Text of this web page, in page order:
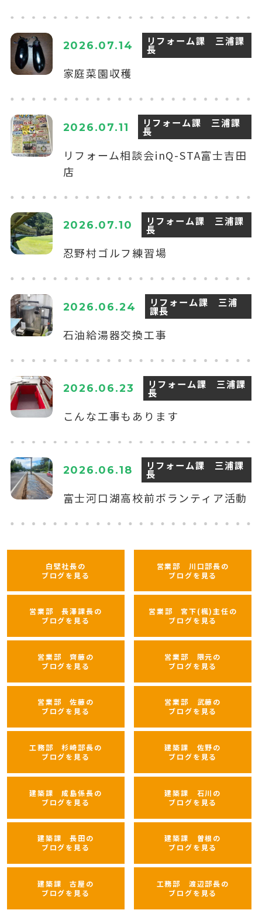
2026.07.14 リフォーム課 三浦課
長
家庭菜園収穫
2026.07.11 リフォーム課 三浦課
長
リフォーム相談会inQ-STA富士吉田
店
2026.07.10 リフォーム課 三浦課
長
忍野村ゴルフ練習場
2026.06.24 リフォーム課 三浦
課長
石油給湯器交換工事
2026.06.23 リフォーム課 三浦課
長
こんな工事もあります
2026.06.18 リフォーム課 三浦課
長
富士河口湖高校前ボランティア活動
白壁社長の
ブログを見る
営業部 川口部長の
ブログを見る
営業部 長澤課長の
ブログを見る
営業部 宮下(楓)主任の
ブログを見る
営業部 齊藤の
ブログを見る
営業部 隈元の
ブログを見る
営業部 佐藤の
ブログを見る
営業部 武藤の
ブログを見る
工務部 杉崎部長の
ブログを見る
建築課 佐野の
ブログを見る
建築課 成島係長の
ブログを見る
建築課 石川の
ブログを見る
建築課 長田の
ブログを見る
建築課 曽根の
ブログを見る
建築課 古屋の
ブログを見る
工務部 渡辺部長の
ブログを見る